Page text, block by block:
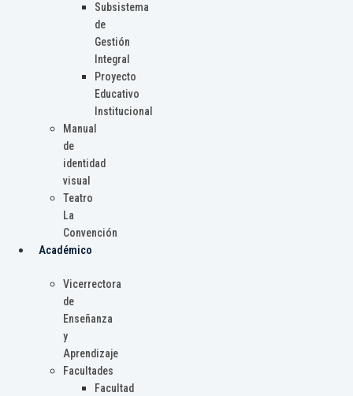
Subsistema
de
Gestión
Integral
Proyecto
Educativo
Institucional
Manual
de
identidad
visual
Teatro
La
Convención
Académico
Vicerrectora
de
Enseñanza
y
Aprendizaje
Facultades
Facultad